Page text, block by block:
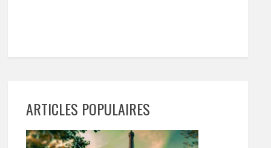
ARTICLES POPULAIRES